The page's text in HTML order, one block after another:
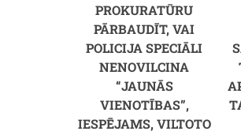
PROKURATŪRU
PĀRBAUDĪT, VAI
POLICIJA SPECIĀLI
NENOVILCINA
“JAUNĀS
VIENOTĪBAS”,
IESPĒJAMS, VILTOTO